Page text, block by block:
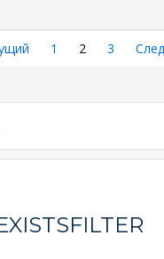
Страница
1
Текущая
2 Страница
3